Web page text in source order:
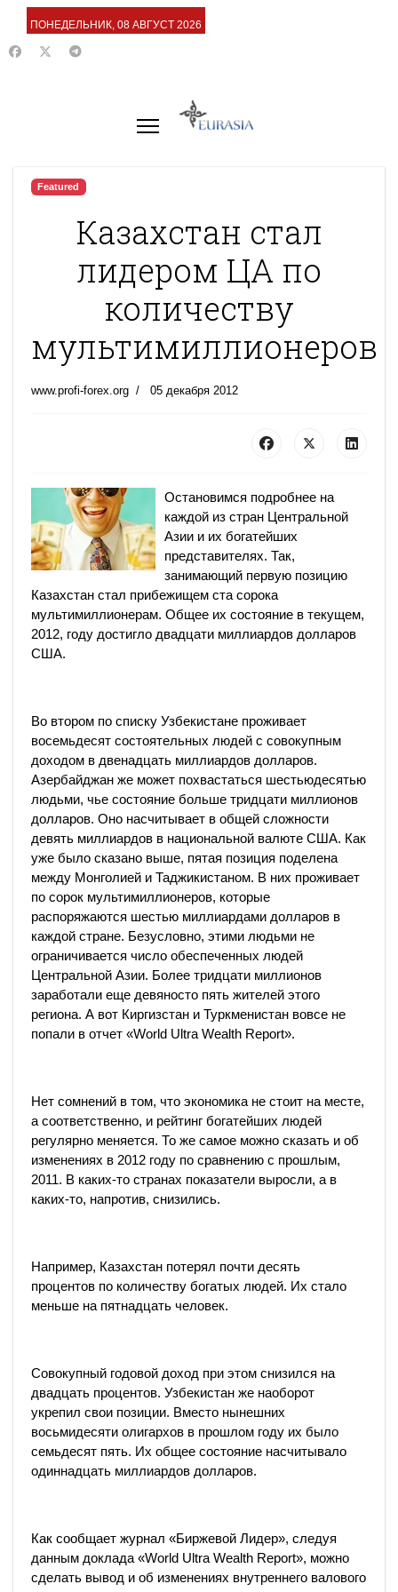
ПОНЕДЕЛЬНИК, 08 АВГУСТ 2026
Featured
Казахстан стал
лидером ЦА по
количеству
мультимиллионеров
www.profi-forex.org 05 декабря 2012
Остановимся подробнее на
каждой из стран Центральной
Азии и их богатейших
представителях. Так,
занимающий первую позицию
Казахстан стал прибежищем ста сорока
мультимиллионерам. Общее их состояние в текущем,
2012, году достигло двадцати миллиардов долларов
США.
Во втором по списку Узбекистане проживает
восемьдесят состоятельных людей с совокупным
доходом в двенадцать миллиардов долларов.
Азербайджан же может похвастаться шестьюдесятью
людьми, чье состояние больше тридцати миллионов
долларов. Оно насчитывает в общей сложности
девять миллиардов в национальной валюте США. Как
уже было сказано выше, пятая позиция поделена
между Монголией и Таджикистаном. В них проживает
по сорок мультимиллионеров, которые
распоряжаются шестью миллиардами долларов в
каждой стране. Безусловно, этими людьми не
ограничивается число обеспеченных людей
Центральной Азии. Более тридцати миллионов
заработали еще девяносто пять жителей этого
региона. А вот Киргизстан и Туркменистан вовсе не
попали в отчет «World Ultra Wealth Report».
Нет сомнений в том, что экономика не стоит на месте,
а соответственно, и рейтинг богатейших людей
регулярно меняется. То же самое можно сказать и об
изменениях в 2012 году по сравнению с прошлым,
2011. В каких-то странах показатели выросли, а в
каких-то, напротив, снизились.
Например, Казахстан потерял почти десять
процентов по количеству богатых людей. Их стало
меньше на пятнадцать человек.
Совокупный годовой доход при этом снизился на
двадцать процентов. Узбекистан же наоборот
укрепил свои позиции. Вместо нынешних
восьмидесяти олигархов в прошлом году их было
семьдесят пять. Их общее состояние насчитывало
одиннадцать миллиардов долларов.
Как сообщает журнал «Биржевой Лидер», следуя
данным доклада «World Ultra Wealth Report», можно
сделать вывод и об изменениях внутреннего валового